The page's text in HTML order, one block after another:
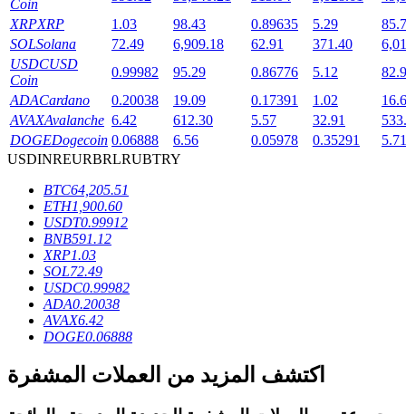
عمليات احتجاز BTR
استثمارات حصرية لحاملي BTR
القروض
Coin
XRPXRP 1.03 98.43 0.89635 5.29
SOLSolana 72.49 6,909.18 62.91 371.40
USDCUSD
Coin
0.99982 95.29 0.86776 5.12
ADACardano 0.20038 19.09 0.17391 1.02
AVAXAvalanche 6.42 612.30 5.57 32.91
DOGEDogecoin 0.06888 6.56 0.05978 0.35291
5.71
USDINREURBRLRUBTRY
BTC64,205.51
ETH1,900.60
USDT0.99912
BNB591.12
XRP1.03
SOL72.49
USDC0.99982
ADA0.20038
AVAX6.42
DOGE0.06888
اكتشف المزيد من العملات المشفرة